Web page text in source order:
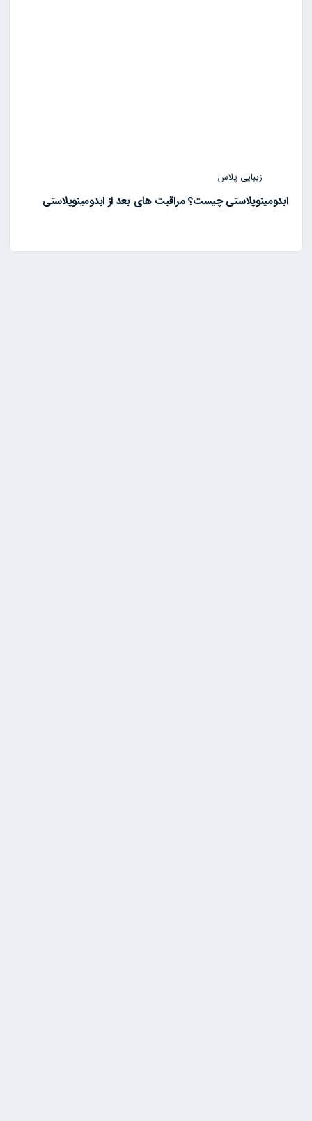
زیبایی پلاس
ابدومینوپلاستی چیست؟ مراقبت های بعد از ابدومینوپلاستی